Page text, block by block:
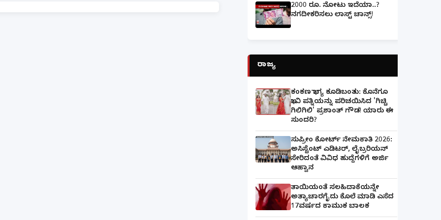
2000 ರೂ. ನೋಟು ಇದೆಯಾ..?
ನಗದೀಕರಿಸಲು ಲಾಸ್ಟ್‌ ಚಾನ್ಸ್‌!
ರಾಜ್ಯ
ಕಂಕಣ ಭಾಗ್ಯ ಕೂಡಿಬಂತು: ಕೊನೆಗೂ
ಭಾವಿ ಪತ್ನಿಯನ್ನು ಪರಿಚಯಿಸಿದ 'ಗಿಚ್ಚಿ
ಗಿಲಿಗಿಲಿ' ಪ್ರಶಾಂತ್ ಗೌಡ! ಯಾರು ಈ
ಸುಂದರಿ?
ಸುಪ್ರೀಂ ಕೋರ್ಟ್ ನೇಮಕಾತಿ 2026:
ಅಸಿಸ್ಟೆಂಟ್ ಎಡಿಟರ್, ಲೈಬ್ರರಿಯನ್
ಸೇರಿದಂತೆ ವಿವಿಧ ಹುದ್ದೆಗಳಿಗೆ ಅರ್ಜಿ
ಆಹ್ವಾನ
ತಾಯಿಯಂತೆ ಸಲಹಿದಾಕೆಯನ್ನೇ
ಅತ್ಯಾಚಾರಗೈದು ಕೊಲೆ ಮಾಡಿ ಎಸೆದ
17ವರ್ಷದ ಕಾಮುಕ ಬಾಲಕ